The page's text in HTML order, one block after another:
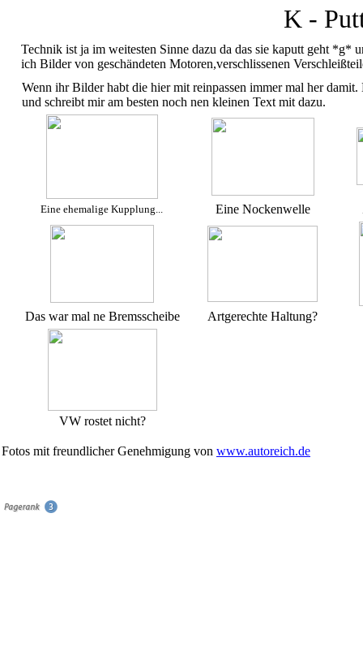
K -
Technik ist ja im weitesten Sinne dazu da das sie kaputt geht *g*
ich Bilder von geschändeten Motoren,verschlissenen
Wenn ihr Bilder habt die hier mit reinpassen immer mal her
und schreibt mir am besten noch nen kleinen Text mit dazu.
Eine ehemalige Kupplung... Eine Nockenwelle
Das war mal ne Bremsscheibe Artgerechte Haltung?
VW rostet nicht?
Fotos mit freundlicher Genehmigung von www.autoreich.de